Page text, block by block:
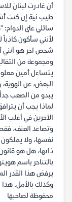
أن غادرت لبنان
طيب نية إن كنت
سائلي على الدوام:
لأنني سأكون
شخص آخر هو أنني
ومجموعة من
يتساءل أمين
البعض، عن الهوية،
يبدو من الصعب جداً
لماذا يجب أن
الآخرين في أغلب
وتصاعد العنف،
نفسها، ولا يملكون
ذاتها، هل هو
بالتناحر باسم
يرفض هذا القدر
وكذلك بالأمل.
محفوظة لصاحبها